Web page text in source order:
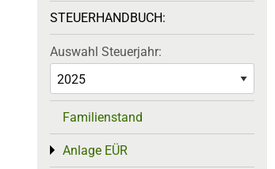
STEUERHANDBUCH:
Auswahl Steuerjahr:
Familienstand
Anlage EÜR
Toggle menu